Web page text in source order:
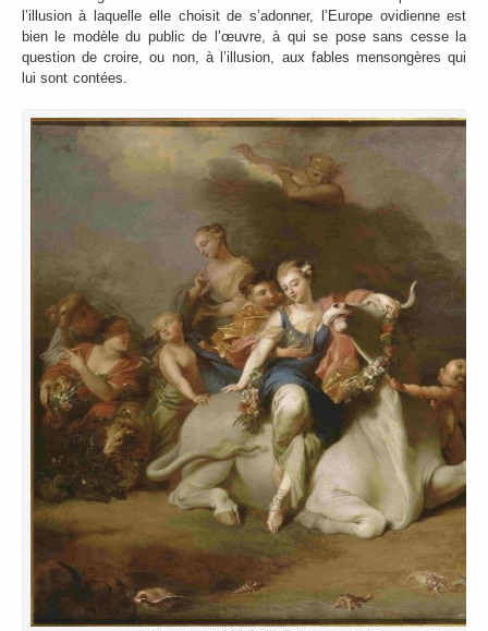
l’illusion à laquelle elle choisit de s’adonner, l’Europe ovidienne est
bien le modèle du public de l’œuvre, à qui se pose sans cesse la
question de croire, ou non, à l’illusion, aux fables mensongères qui
lui sont contées.